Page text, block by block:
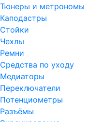
Тюнеры и метрономы
Каподастры
Стойки
Чехлы
Ремни
Средства по уходу
Медиаторы
Переключатели
Потенциометры
Разъёмы